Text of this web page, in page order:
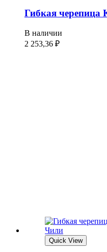
Гибкая черепица
В наличии
2 253,36 ₽
Quick View